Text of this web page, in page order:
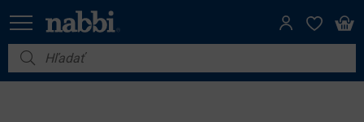
Nábytok